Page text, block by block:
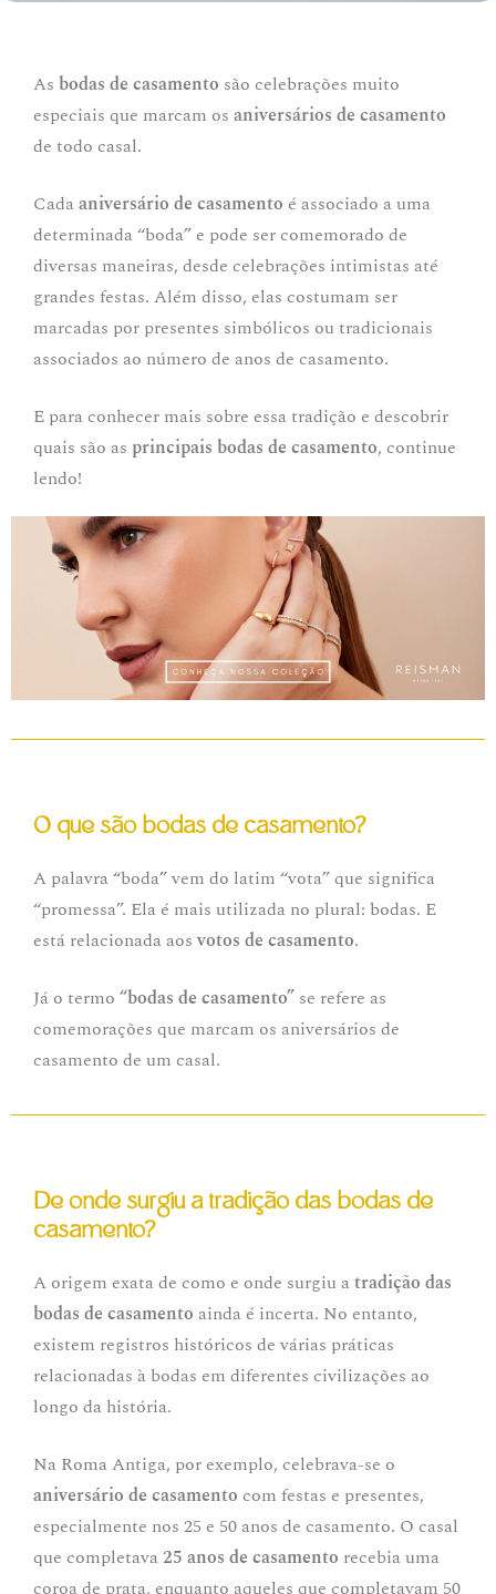
As bodas de casamento são celebrações muito
especiais que marcam os aniversários de casamento
de todo casal.
Cadaaniversário de casamento é associado a uma
determinada “boda” e pode ser comemorado de
diversas maneiras, desde celebrações intimistas até
grandes festas. Além disso, elas costumam ser
marcadas por presentes simbólicos ou tradicionais
associados ao número de anos de casamento.
E para conhecer mais sobre essa tradição e descobrir
quais são as principais bodas de casamento, continue
lendo!
O que são bodas de casamento?
A palavra “boda” vem do latim “vota” que significa
“promessa”. Ela é mais utilizada no plural: bodas. E
está relacionada aosvotos de casamento.
Já o termo “bodas de casamento” se refere as
comemorações que marcam os aniversários de
casamento de um casal.
De onde surgiu a tradição das bodas de
casamento?
A origem exata de como e onde surgiu atradição das
bodas de casamento ainda é incerta. No entanto,
existem registros históricos de várias práticas
relacionadas à bodas em diferentes civilizações ao
longo da história.
Na Roma Antiga, por exemplo, celebrava-se o
aniversário de casamento com festas e presentes,
especialmente nos 25 e 50 anos de casamento. O casal
que completava25 anos de casamento recebia uma
coroa de prata, enquanto aqueles que completavam 50